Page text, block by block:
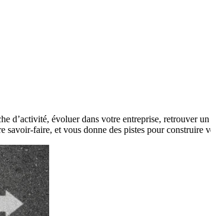
d’activité, évoluer dans votre entreprise, retrouver
faire, et vous donne des pistes pour construire